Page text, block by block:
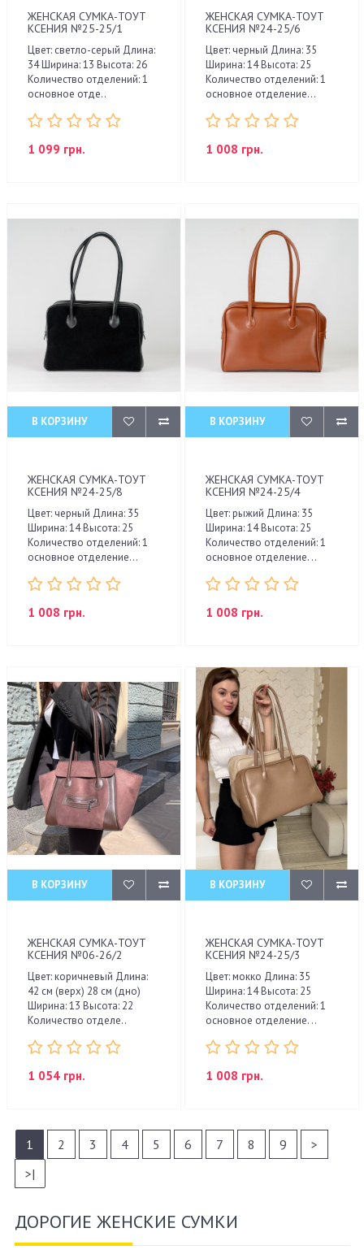
ЖЕНСКАЯ СУМКА-ТОУТ
КСЕНИЯ №25-25/1
Цвет: светло-серый Длина:
34 Ширина: 13 Высота: 26
Количество отделений: 1
основное отде..
1 099 грн.
ЖЕНСКАЯ СУМКА-ТОУТ
КСЕНИЯ №24-25/6
Цвет: черный Длина: 35
Ширина: 14 Высота: 25
Количество отделений: 1
основное отделение...
1 008 грн.
В КОРЗИНУ
ЖЕНСКАЯ СУМКА-ТОУТ
КСЕНИЯ №24-25/8
Цвет: черный Длина: 35
Ширина: 14 Высота: 25
Количество отделений: 1
основное отделение...
1 008 грн.
В КОРЗИНУ
ЖЕНСКАЯ СУМКА-ТОУТ
КСЕНИЯ №24-25/4
Цвет: рыжий Длина: 35
Ширина: 14 Высота: 25
Количество отделений: 1
основное отделение. ..
1 008 грн.
В КОРЗИНУ
ЖЕНСКАЯ СУМКА-ТОУТ
КСЕНИЯ №06-26/2
Цвет: коричневый Длина:
42 см (верх) 28 см (дно)
Ширина: 13 Высота: 22
Количество отделе..
1 054 грн.
В КОРЗИНУ
ЖЕНСКАЯ СУМКА-ТОУТ
КСЕНИЯ №24-25/3
Цвет: мокко Длина: 35
Ширина: 14 Высота: 25
Количество отделений: 1
основное отделение. ..
1 008 грн.
1 2 3 4 5 6 7 8 9
>
>|
ДОРОГИЕ ЖЕНСКИЕ СУМКИ